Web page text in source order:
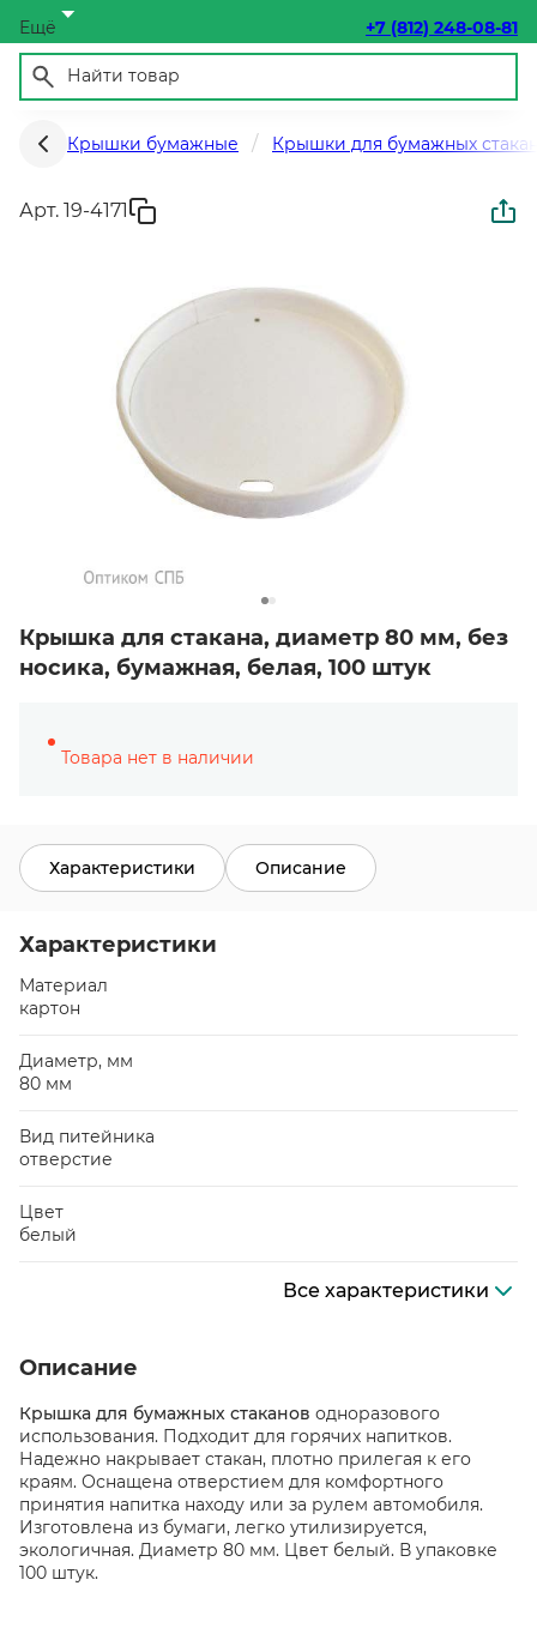
Ещё +7 (812) 248-08-81
Крышки бумажные Крышки для бумажных
Арт. 19-4171
Крышка для стакана, диаметр 80 мм, без
носика, бумажная, белая, 100 штук
Товара нет в наличии
Характеристики Описание
Характеристики
Материал
картон
Диаметр, мм
80 мм
Вид питейника
отверстие
Цвет
белый
Все характеристики
Описание
Крышка для бумажных стаканов одноразового
использования. Подходит для горячих напитков.
Надежно накрывает стакан, плотно прилегая к его
краям. Оснащена отверстием для комфортного
принятия напитка находу или за рулем автомобиля.
Изготовлена из бумаги, легко утилизируется,
экологичная. Диаметр 80 мм. Цвет белый. В упаковке
100 штук.